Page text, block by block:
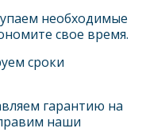
необходимые
свое время.
сроки
гарантию на
наши